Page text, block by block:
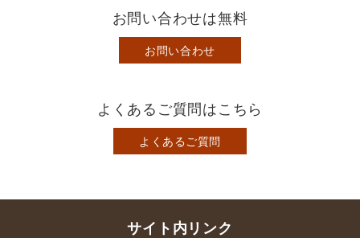
お問い合わせは無料
お問い合わせ
よくあるご質問はこちら
よくあるご質問
サイト内リンク